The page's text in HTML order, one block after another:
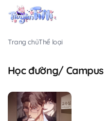
Trang chủThể loại
Học đường/ Campus